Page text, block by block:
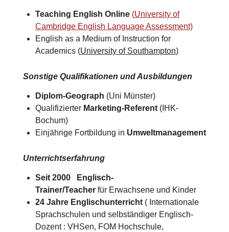
Teaching English Online(University of
Cambridge English Language Assessment)
English as a Medium of Instruction for
Academics (University of Southampton)​
Sonstige Qualifikationen und Ausbildungen
Diplom-Geograph (Uni Münster)
Qualifizierter Marketing-Referent(IHK-
Bochum)
Einjährige Fortbildung in Umweltmanagement
Unterrichtserfahrung
Seit 2000 Englisch-
Trainer/Teacherfür Erwachsene und Kinder
24 Jahre Englischunterricht( Internationale
Sprachschulen und selbständiger Englisch-
Dozent : VHSen, FOM Hochschule,